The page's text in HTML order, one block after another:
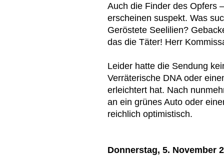
Auch die Finder des Opfers
erscheinen suspekt. Was
Geröstete Seelilien?
das die Täter! Herr
Leider hatte die Sendung
Verräterische DNA oder
erleichtert hat. Nach
an ein grünes Auto oder
reichlich optimistisch.
Donnerstag, 5. November